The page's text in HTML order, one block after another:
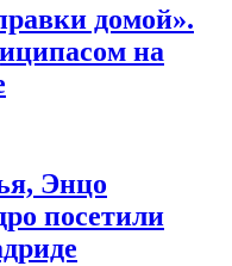
домой».
на
Энцо
посетили